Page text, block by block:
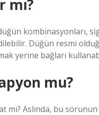
mı?
kombinasyonları,
Düğün resmi
yerine bağları
mu?
Aslında, bu